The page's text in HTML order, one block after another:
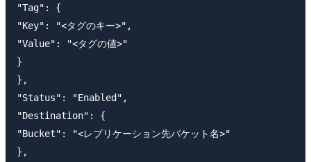
"Tag": {
"Key": "<タグのキー>",
"Value": "<タグの値>"
}
},
"Status": "Enabled",
"Destination": {
"Bucket": "<レプリケーション先バケット名>"
},